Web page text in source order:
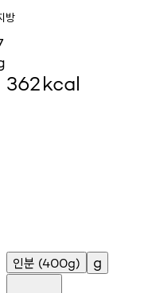
방
362kcal
인분 (400g) g